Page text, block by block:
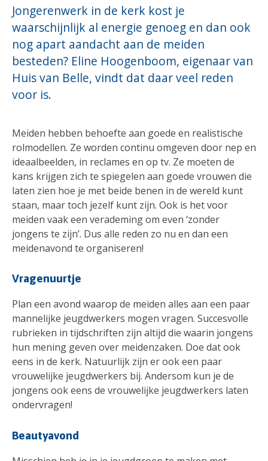
Jongerenwerk in de kerk kost je
waarschijnlijk al energie genoeg en dan ook
nog apart aandacht aan de meiden
besteden? Eline Hoogenboom, eigenaar van
Huis van Belle, vindt dat daar veel reden
voor is.
Meiden hebben behoefte aan goede en realistische
rolmodellen. Ze worden continu omgeven door nep en
ideaalbeelden, in reclames en op tv. Ze moeten de
kans krijgen zich te spiegelen aan goede vrouwen die
laten zien hoe je met beide benen in de wereld kunt
staan, maar toch jezelf kunt zijn. Ook is het voor
meiden vaak een verademing om even ‘zonder
jongens te zijn’. Dus alle reden zo nu en dan een
meidenavond te organiseren!
Vragenuurtje
Plan een avond waarop de meiden alles aan een paar
mannelijke jeugdwerkers mogen vragen. Succesvolle
rubrieken in tijdschriften zijn altijd die waarin jongens
hun mening geven over meidenzaken. Doe dat ook
eens in de kerk. Natuurlijk zijn er ook een paar
vrouwelijke jeugdwerkers bij. Andersom kun je de
jongens ook eens de vrouwelijke jeugdwerkers laten
ondervragen!
Beautyavond